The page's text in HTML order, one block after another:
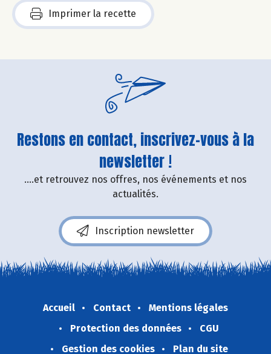
Imprimer la recette
Restons en contact, inscrivez-vous à la
newsletter !
....et retrouvez nos offres, nos événements et nos
actualités.
Inscription newsletter
Accueil Contact
Mentions légales
Protection des données
CGU
Gestion des cookies
Plan du site